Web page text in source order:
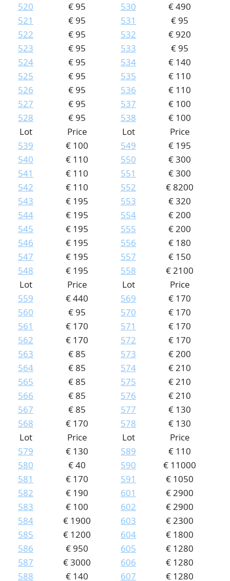
520
€ 95
521
€ 95
522
€ 95
523
€ 95
524
€ 95
525
€ 95
526
€ 95
527
€ 95
528
€ 95
530
€ 490
531
€ 95
532
€ 920
533
€ 95
534
€ 140
535
€ 110
536
€ 110
537
€ 100
538
€ 100
Lot
Price
539
€ 100
540
€ 110
541
€ 110
542
€ 110
543
€ 195
544
€ 195
545
€ 195
546
€ 195
547
€ 195
548
€ 195
Lot
Price
549
€ 195
550
€ 300
551
€ 300
552
€ 8200
553
€ 320
554
€ 200
555
€ 200
556
€ 180
557
€ 150
558
€ 2100
Lot
Price
559
€ 440
560
€ 95
561
€ 170
562
€ 170
563
€ 85
564
€ 85
565
€ 85
566
€ 85
567
€ 85
568
€ 170
Lot
Price
569
€ 170
570
€ 170
571
€ 170
572
€ 170
573
€ 200
574
€ 210
575
€ 210
576
€ 210
577
€ 130
578
€ 130
Lot
Price
579
€ 130
580
€ 40
581
€ 170
582
€ 190
583
€ 100
584
€ 1900
585
€ 1200
586
€ 950
587
€ 3000
588
€ 140
Lot
Price
589
€ 110
590
€ 11000
591
€ 1050
601
€ 2900
602
€ 2900
603
€ 2300
604
€ 1800
605
€ 1280
606
€ 1280
607
€ 1280